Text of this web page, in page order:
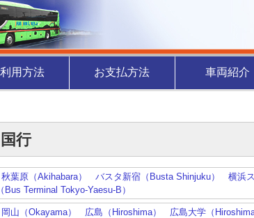
用方法 お支払方法 車両紹介
国行
秋葉原（Akihabara） バスタ新宿（Busta Shinjuku） 横浜
Terminal Tokyo-Yaesu-B）
岡山（Okayama） 広島（Hiroshima） 広島大学（